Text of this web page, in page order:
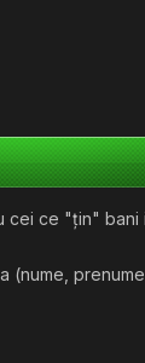
cei ce "țin" bani
(nume,